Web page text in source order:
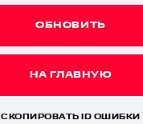
ОБНОВИТЬ
НА ГЛАВНУЮ
СКОПИРОВАТЬ ID ОШИБКИ